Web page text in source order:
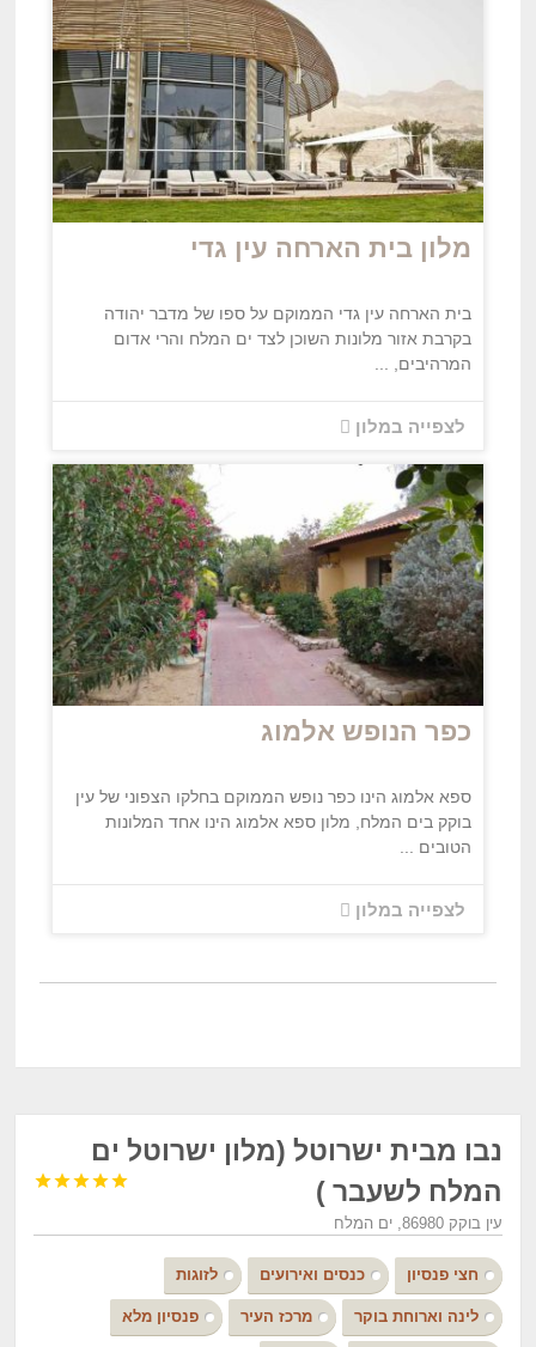
מלון בית הארחה עין גדי
בית הארחה עין גדי הממוקם על ספו של מדבר יהודה
בקרבת אזור מלונות השוכן לצד ים המלח והרי אדום
המרהיבים, ...
לצפייה במלון
כפר הנופש אלמוג
ספא אלמוג הינו כפר נופש הממוקם בחלקו הצפוני של עין
בוקק בים המלח, מלון ספא אלמוג הינו אחד המלונות
הטובים ...
לצפייה במלון
נבו מבית ישרוטל (מלון ישרוטל ים
המלח לשעבר )





עין בוקק 86980, ים המלח
חצי פנסיון כנסים ואירועים לזוגות
לינה וארוחת בוקר מרכז העיר פנסיון מלא